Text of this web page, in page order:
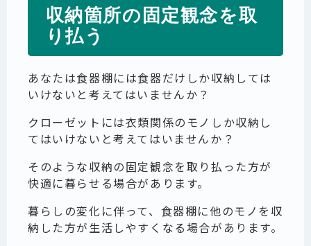
収納箇所の固定観念を取
り払う
あなたは食器棚には食器だけしか収納しては
いけないと考えてはいませんか？
クローゼットには衣類関係のモノしか収納し
てはいけないと考えてはいませんか？
そのような収納の固定観念を取り払った方が
快適に暮らせる場合があります。
暮らしの変化に伴って、食器棚に他のモノを収
納した方が生活しやすくなる場合があります。